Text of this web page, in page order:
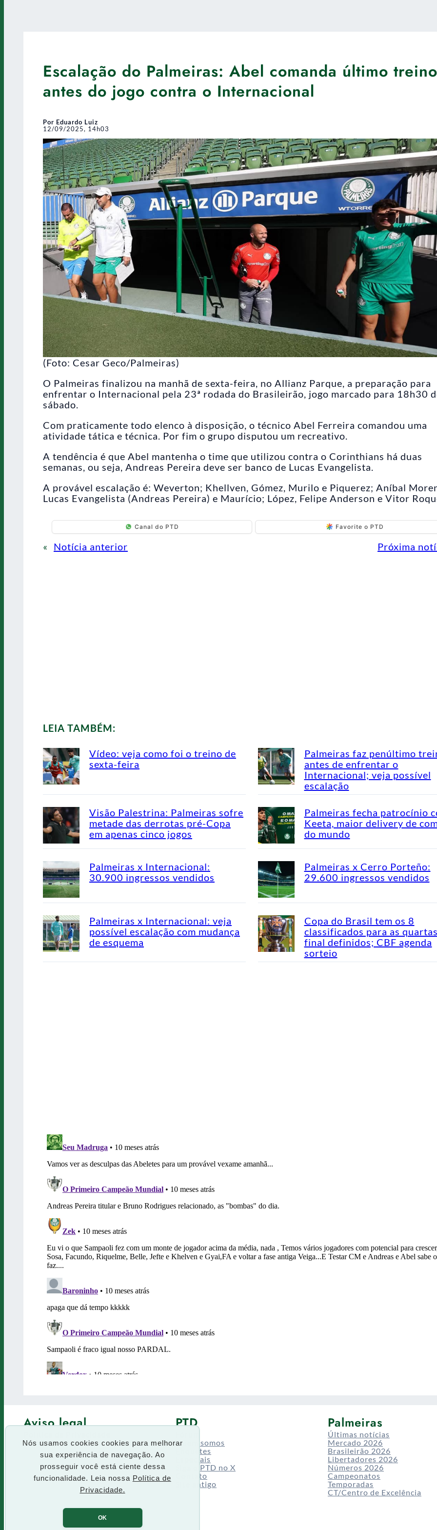
Nós usamos cookies cookies para melhorar
sua experiência de navegação. Ao
prosseguir você está ciente dessa
funcionalidade. Leia nossa Política de
Privacidade.
OK
Escalação do Palmeiras: Abel comanda último treino
antes do jogo contra o Internacional
Por Eduardo Luiz
12/09/2025, 14h03
(Foto: Cesar Geco/Palmeiras)
O Palmeiras finalizou na manhã de sexta-feira, no Allianz Parque, a preparação para
enfrentar o Internacional pela 23ª rodada do Brasileirão, jogo marcado para 18h30
sábado.
Com praticamente todo elenco à disposição, o técnico Abel Ferreira comandou uma
atividade tática e técnica. Por fim o grupo disputou um recreativo.
A tendência é que Abel mantenha o time que utilizou contra o Corinthians há duas
semanas, ou seja, Andreas Pereira deve ser banco de Lucas Evangelista.
A provável escalação é: Weverton; Khellven, Gómez, Murilo e Piquerez; Aníbal
Lucas Evangelista (Andreas Pereira) e Maurício; López, Felipe Anderson e Vitor
Canal do PTD Favorite o PTD
« Notícia anterior Próxima
LEIA TAMBÉM:
Vídeo: veja como foi o treino de
sexta-feira
Palmeiras faz penúltimo
antes de enfrentar o
Internacional; veja possível
escalação
Visão Palestrina: Palmeiras sofre
metade das derrotas pré-Copa
em apenas cinco jogos
Palmeiras fecha patrocínio
Keeta, maior delivery de
do mundo
Palmeiras x Internacional:
30.900 ingressos vendidos
Palmeiras x Cerro Porteño:
29.600 ingressos vendidos
Palmeiras x Internacional: veja
possível escalação com mudança
de esquema
Copa do Brasil tem os 8
classificados para as
final definidos; CBF agenda
sorteio
Aviso legal
Termos de uso
PTD
Quem somos
Enquetes
Especiais
Siga o PTD no X
Contato
Site antigo
Palmeiras
Últimas notícias
Mercado 2026
Brasileirão 2026
Libertadores 2026
Números 2026
Campeonatos
Temporadas
CT/Centro de Excelência